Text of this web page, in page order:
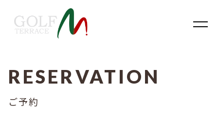
内容をスキップ
RESERVATION
ご予約